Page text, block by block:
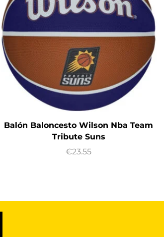
Balón Baloncesto Wilson Nba Team
Tribute Suns
€23.55